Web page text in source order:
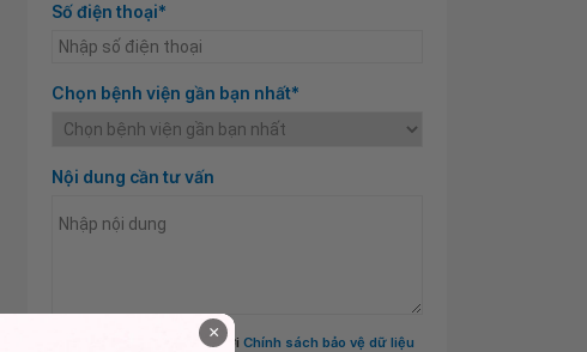
Số điện thoại*
Chọn bệnh viện gần bạn nhất*
Nội dung cần tư vấn
Tôi đã đọc và đồng ý với Chính sách bảo vệ dữ liệu
×